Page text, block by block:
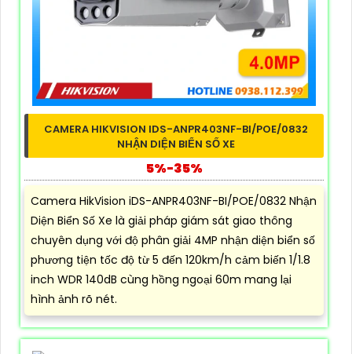
CAMERA HIKVISION IDS-ANPR403NF-BI/POE/0832
NHẬN DIỆN BIỂN SỐ XE
5%-35%
Camera HikVision iDS-ANPR403NF-BI/POE/0832 Nhận
Diện Biển Số Xe là giải pháp giám sát giao thông
chuyên dụng với độ phân giải 4MP nhận diện biển số
phương tiện tốc độ từ 5 đến 120km/h cảm biến 1/1.8
inch WDR 140dB cùng hồng ngoại 60m mang lại
hình ảnh rõ nét.